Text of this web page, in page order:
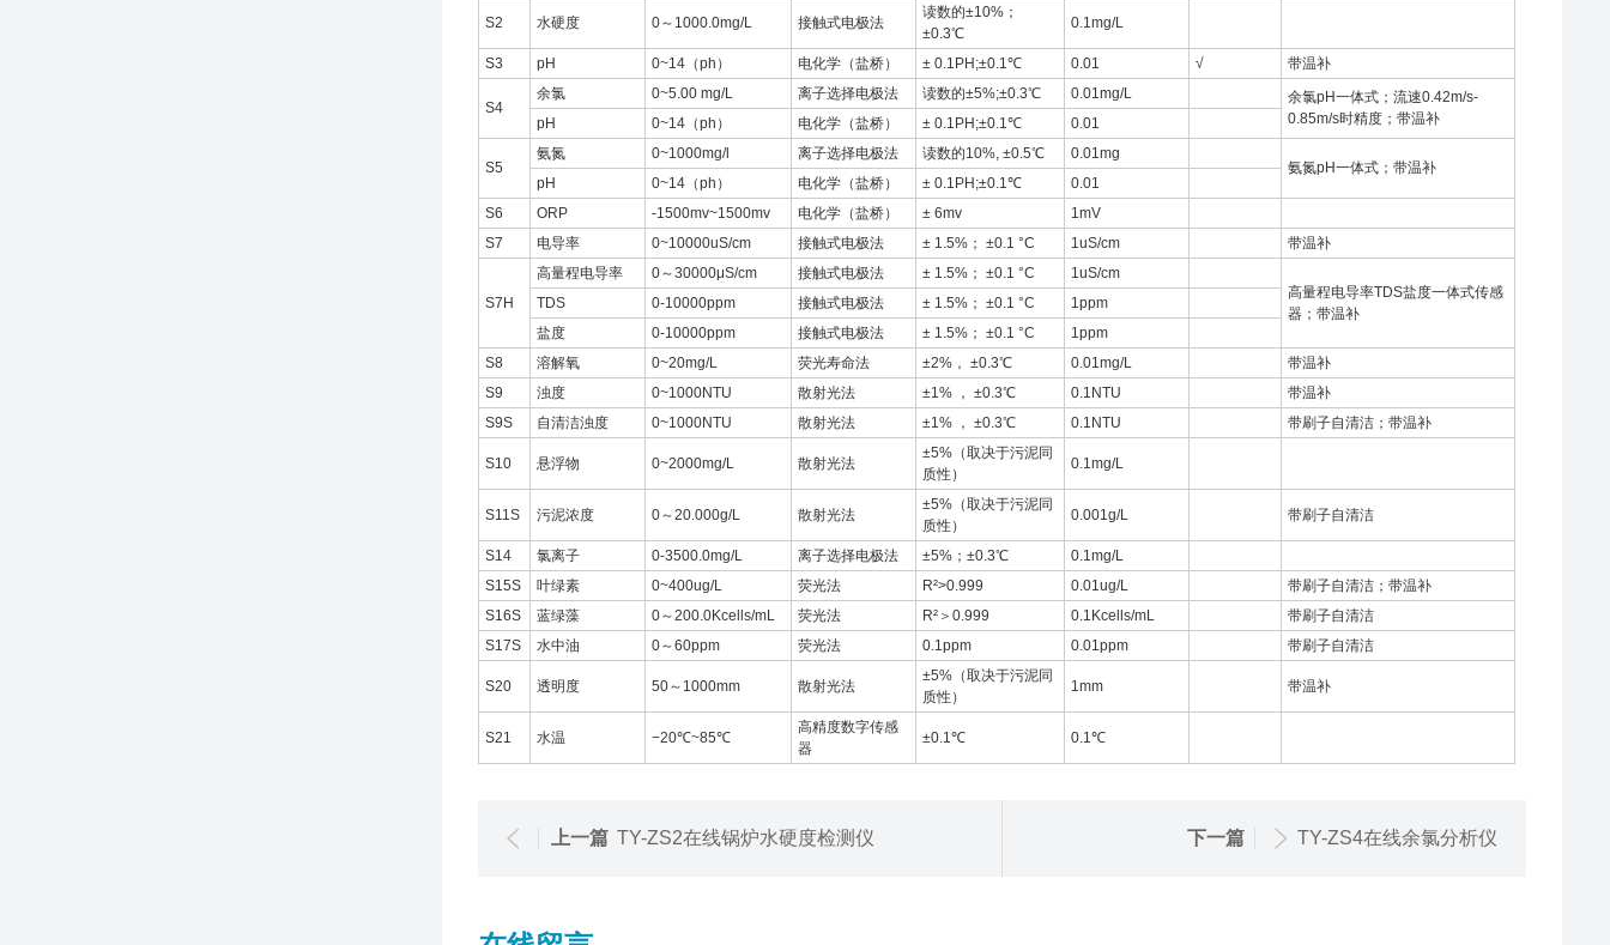
S2 水硬度 0～1000.0mg/L 接触式电极法
读数的±10%；
±0.3℃
0.1mg/L
S3 pH 0~14（ph） 电化学（盐桥） ± 0.1PH;±0.1℃ 0.01 √ 带温补
S4
余氯 0~5.00 mg/L 离子选择电极法 读数的±5%;±0.3℃ 0.01mg/L
余氯pH一体式；流速0.42m/s-
0.85m/s时精度；带温补
pH 0~14（ph） 电化学（盐桥） ± 0.1PH;±0.1℃ 0.01
S5
氨氮 0~1000mg/l 离子选择电极法 读数的10%, ±0.5℃
0.01mg
氨氮pH一体式；带温补
pH
0~14（ph） 电化学（盐桥） ± 0.1PH;±0.1℃
0.01
S6
ORP -1500mv~1500mv 电化学（盐桥） ± 6mv
1mV
S7
电导率 0~10000uS/cm 接触式电极法 ± 1.5%； ±0.1 °C 1uS/cm 带温补
S7H
高量程电导率 0～30000μS/cm 接触式电极法 ± 1.5%； ±0.1 °C
1uS/cm
高量程电导率TDS盐度一体式传感
器；带温补
TDS 0-10000ppm 接触式电极法 ± 1.5%； ±0.1 °C
1ppm
盐度
0-10000ppm 接触式电极法 ± 1.5%； ±0.1 °C
1ppm
S8
溶解氧 0~20mg/L 荧光寿命法 ±2%， ±0.3℃ 0.01mg/L
带温补
S9
浊度 0~1000NTU 散射光法 ±1% ， ±0.3℃ 0.1NTU
带温补
S9S
自清洁浊度 0~1000NTU 散射光法 ±1% ， ±0.3℃ 0.1NTU 带刷子自清洁；带温补
S10 悬浮物 0~2000mg/L 散射光法
±5%（取决于污泥同
质性）
0.1mg/L
S11S 污泥浓度 0～20.000g/L 散射光法
±5%（取决于污泥同
质性）
0.001g/L 带刷子自清洁
S14 氯离子 0-3500.0mg/L 离子选择电极法 ±5%；±0.3℃
0.1mg/L
S15S
叶绿素 0~400ug/L 荧光法 R²>0.999 0.01ug/L
带刷子自清洁；带温补
S16S
蓝绿藻 0～200.0Kcells/mL 荧光法 R²＞0.999 0.1Kcells/mL
带刷子自清洁
S17S
水中油 0～60ppm 荧光法 0.1ppm 0.01ppm 带刷子自清洁
S20 透明度 50～1000mm 散射光法
±5%（取决于污泥同
质性）
1mm 带温补
S21 水温 −20℃~85℃
高精度数字传感
器
±0.1℃ 0.1℃
上一篇 TY-ZS2在线锅炉水硬度检测仪 下一篇 TY-ZS4在线余氯分析仪